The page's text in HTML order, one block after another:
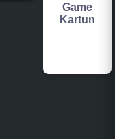
Game
Kartun